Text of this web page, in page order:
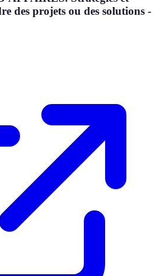
des projets ou des solutions -